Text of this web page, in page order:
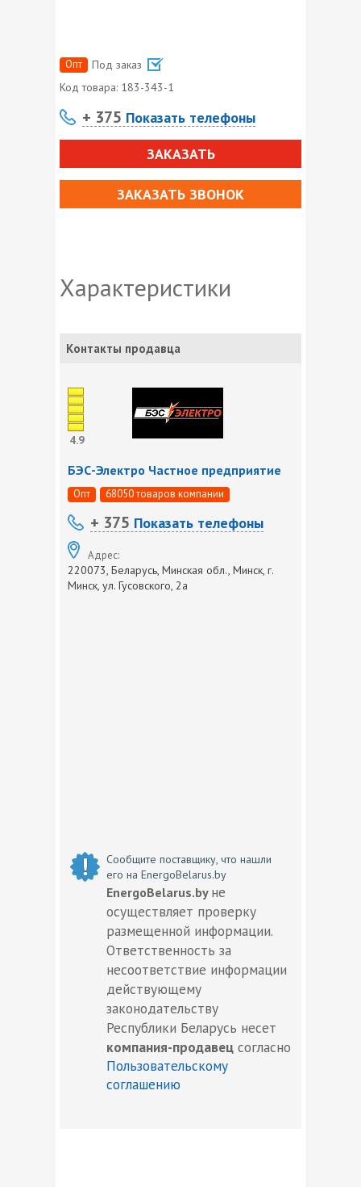
Опт
Под заказ
Код товара: 183-343-1
+ 375 Показать телефоны
ЗАКАЗАТЬ
ЗАКАЗАТЬ ЗВОНОК
Характеристики
Контакты продавца
4.9
БЭС-Электро Частное предприятие
Опт 68050 товаров компании
+ 375 Показать телефоны
Адрес:
220073, Беларусь, Минская обл., Минск, г.
Минск, ул. Гусовского, 2а
Сообщите поставщику, что нашли
его на EnergoBelarus.by
EnergoBelarus.by не
осуществляет проверку
размещенной информации.
Ответственность за
несоответствие информации
действующему
законодательству
Республики Беларусь несет
компания-продавец согласно
Пользовательскому
соглашению